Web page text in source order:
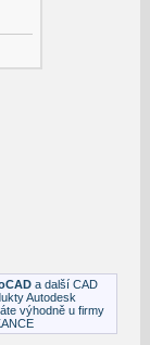
SM8
a další CAD
Autodesk
výhodně u firmy